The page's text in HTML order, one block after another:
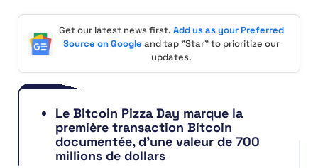
Get our latest news first. Add us as your Preferred
Source on Google and tap "Star" to prioritize our
updates.
Le Bitcoin Pizza Day marque la
première transaction Bitcoin
documentée, d’une valeur de 700
millions de dollars